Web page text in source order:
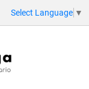
Select Language ▼